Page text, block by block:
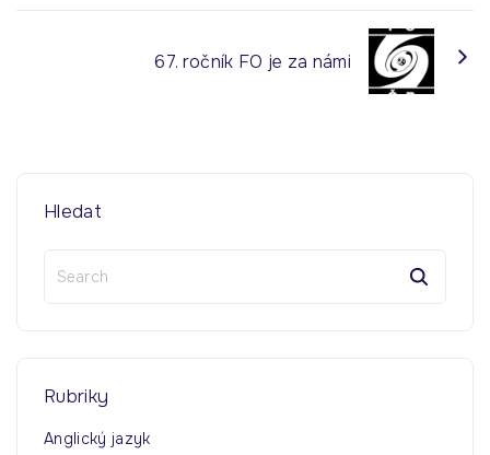
67. ročník FO je za námi
Hledat
r
c
Rubriky
Anglický jazyk